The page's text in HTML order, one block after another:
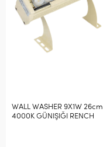
WALL WASHER 9X1W 26cm
4000K GÜNIŞIĞI RENCH